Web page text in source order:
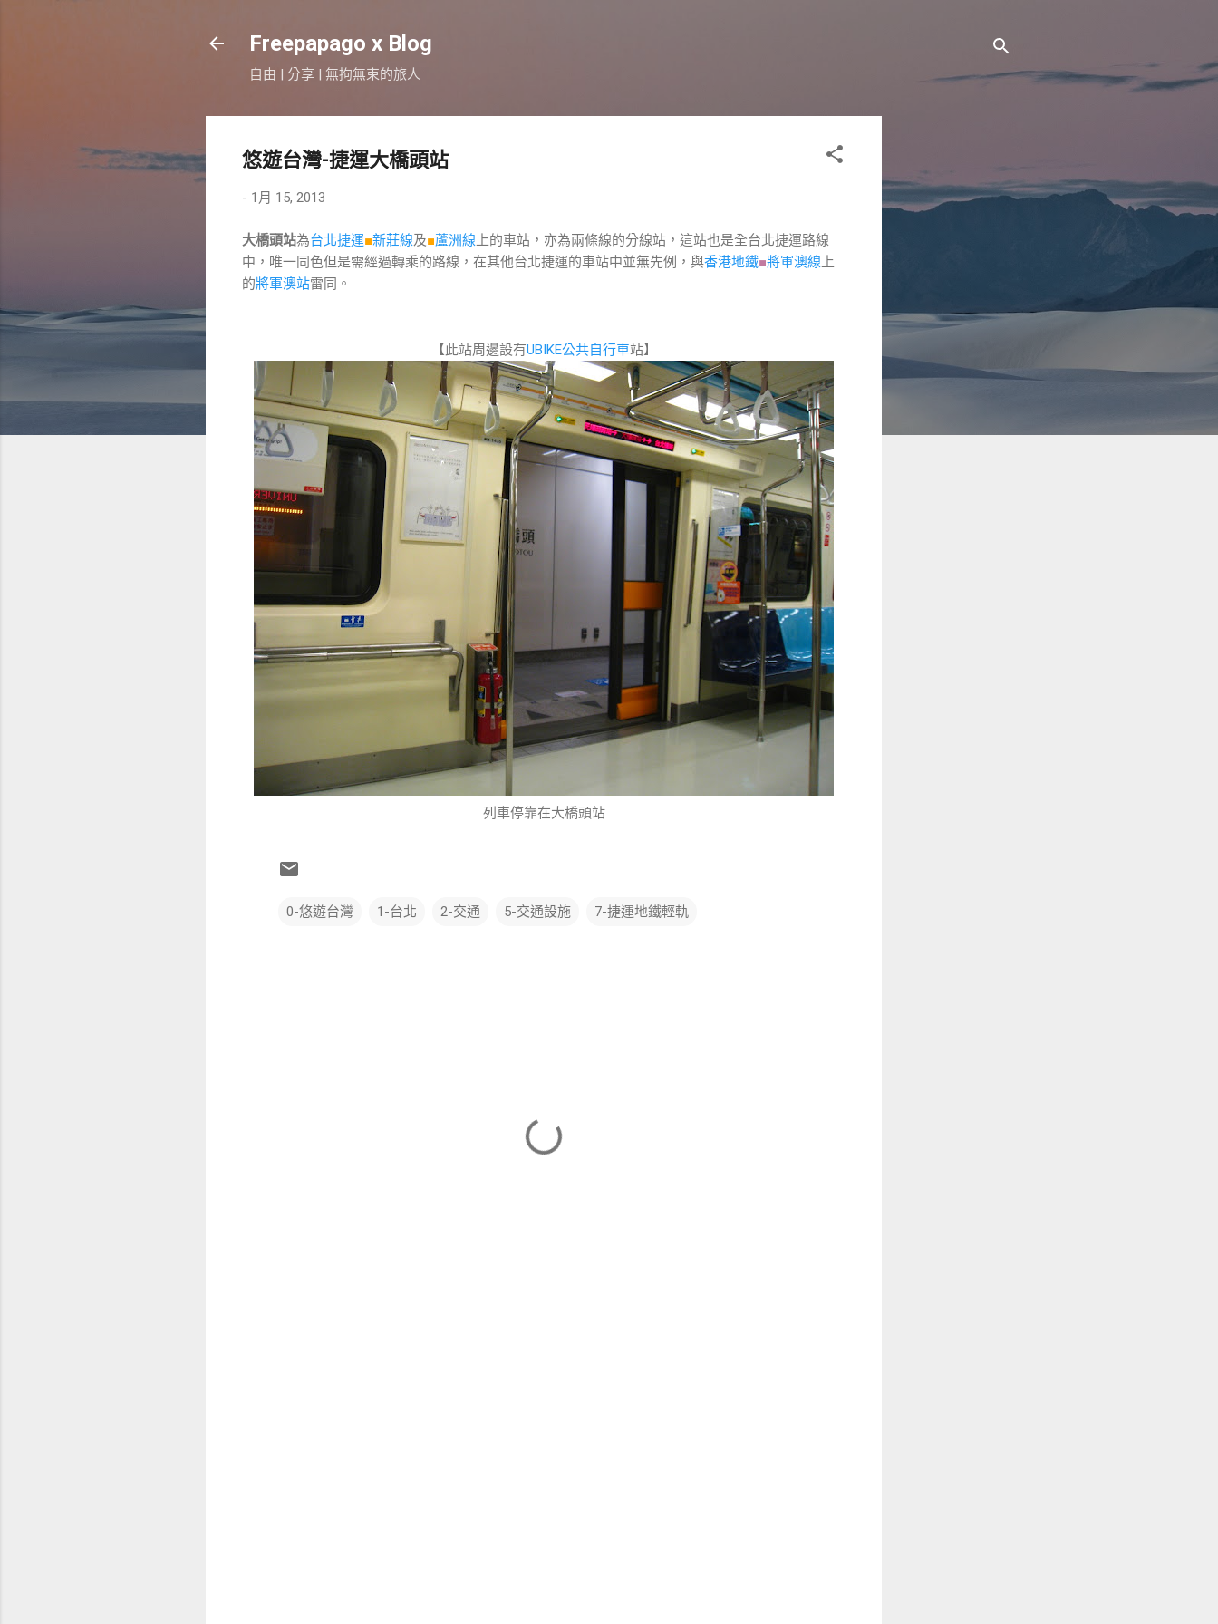
Freepapago x Blog
自由 | 分享 | 無拘無束的旅人
悠遊台灣-捷運大橋頭站
- 1月 15, 2013
大橋頭站為台北捷運■新莊線及■蘆洲線 上的車站，亦為兩條線的分線站，這站也是全台北捷運路線
中，唯一同色但是需經過轉乘的路線，在其他台北捷運的車站中並無先例，與香港地鐵■將軍澳線 上
的將軍澳站雷同。
【此站周邊設有UBIKE公共自行車站】
列車停靠在大橋頭站
0-悠遊台灣 1-台北 2-交通 5-交通設施 7-捷運地鐵輕軌